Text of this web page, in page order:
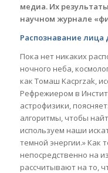
медиа. Их
научном журнале
Распознавание лица
Пока нет никаких
ночного неба,
как Томаш Kacprzak,
Рефрежиером в
астрофизики,
алгоритмы, чтобы
используем наши
темной энергии.» Как
непосредственно на
рассчитывают на то,